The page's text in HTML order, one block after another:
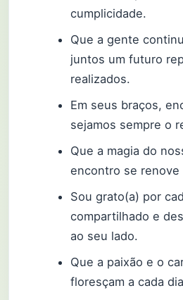
cumplicidade.
Que a gente
juntos um futuro
realizados.
Em seus braços,
sejamos sempre o
Que a magia do
encontro se renove
Sou grato(a) por
compartilhado e
ao seu lado.
Que a paixão e o
floresçam a cada